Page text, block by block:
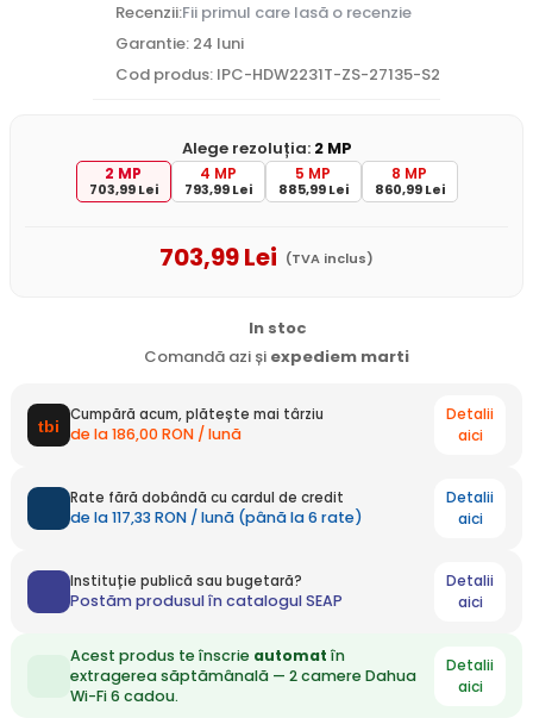
Recenzii:Fii primul care lasă o recenzie
Garantie: 24 luni
Cod produs: IPC-HDW2231T-ZS-27135-S2
Alege rezoluția: 2 MP
2 MP
703,99 Lei
4 MP
793,99 Lei
5 MP
885,99 Lei
8 MP
860,99 Lei
703,99Lei (TVA inclus)
In stoc
Comandă azi și expediem marti
Cumpără acum, plătește mai târziu
de la 186,00 RON / lună
Detalii
aici
Rate fără dobândă cu cardul de credit
de la 117,33 RON / lună (până la 6 rate)
Detalii
aici
Instituție publică sau bugetară?
Postăm produsul în catalogul SEAP
Detalii
aici
Acest produs te înscrie automat în
extragerea săptămânală — 2 camere Dahua
Wi-Fi 6 cadou.
Detalii
aici